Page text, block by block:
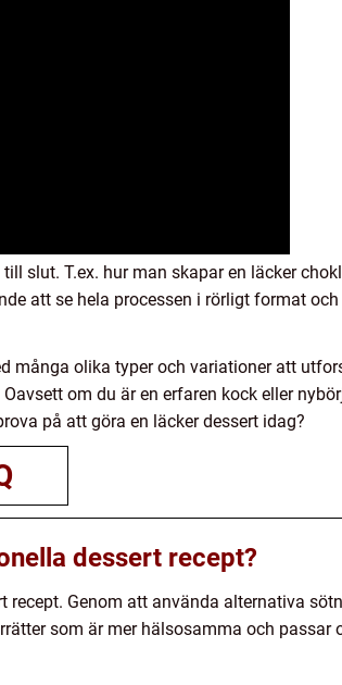
slut. T.ex. hur man skapar en läcker
att se hela processen i rörligt format
olika typer och variationer att
om du är en erfaren kock eller
på att göra en läcker dessert idag?
dessert recept?
Genom att använda alternativa
som är mer hälsosamma och passar